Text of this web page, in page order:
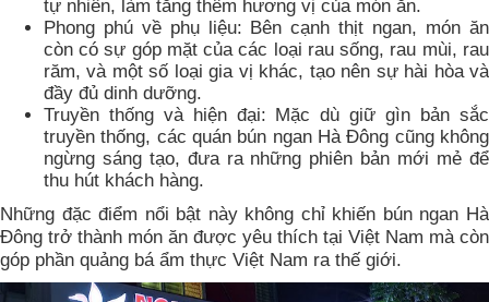
tự nhiên, làm tăng thêm hương vị của món ăn.
Phong phú về phụ liệu: Bên cạnh thịt ngan, món ăn
còn có sự góp mặt của các loại rau sống, rau mùi, rau
răm, và một số loại gia vị khác, tạo nên sự hài hòa và
đầy đủ dinh dưỡng.
Truyền thống và hiện đại: Mặc dù giữ gìn bản sắc
truyền thống, các quán bún ngan Hà Đông cũng không
ngừng sáng tạo, đưa ra những phiên bản mới mẻ để
thu hút khách hàng.
Những đặc điểm nổi bật này không chỉ khiến bún ngan Hà
Đông trở thành món ăn được yêu thích tại Việt Nam mà còn
góp phần quảng bá ẩm thực Việt Nam ra thế giới.